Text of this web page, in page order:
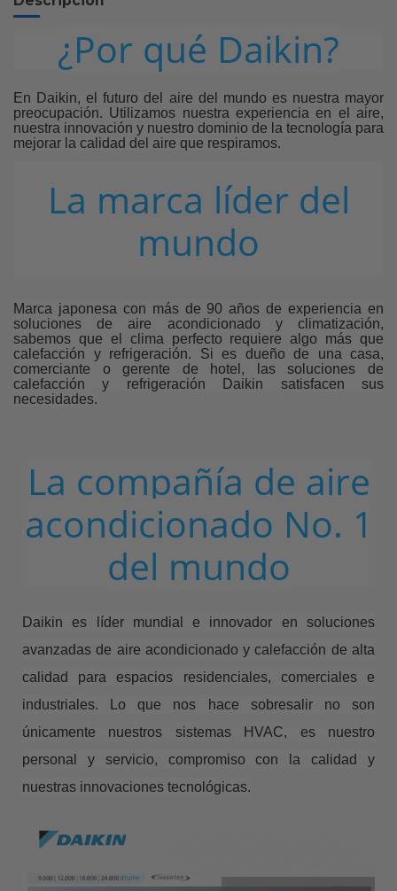
¿Por qué Daikin?
En Daikin, el futuro del aire del mundo es nuestra mayor
preocupación. Utilizamos nuestra experiencia en el aire,
nuestra innovación y nuestro dominio de la tecnología para
mejorar la calidad del aire que respiramos.
La marca líder del
mundo
Marca japonesa con más de 90 años de experiencia en
soluciones de aire acondicionado y climatización,
sabemos que el clima perfecto requiere algo más que
calefacción y refrigeración. Si es dueño de una casa,
comerciante o gerente de hotel, las soluciones de
calefacción y refrigeración Daikin satisfacen sus
necesidades.
La compañía de aire
acondicionado No. 1
del mundo
Daikin es líder mundial e innovador en soluciones
avanzadas de aire acondicionado y calefacción de alta
calidad para espacios residenciales, comerciales e
industriales. Lo que nos hace sobresalir no son
únicamente nuestros sistemas HVAC, es nuestro
personal y servicio, compromiso con la calidad y
nuestras innovaciones tecnológicas.